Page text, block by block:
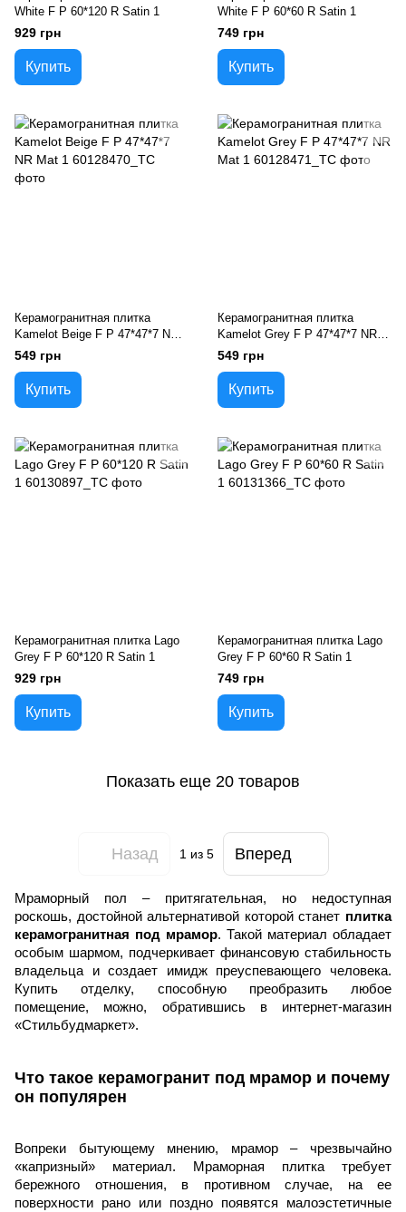
White F P 60*120 R Satin 1
929 грн
Купить
White F P 60*60 R Satin 1
749 грн
Купить
Керамогранитная плитка
Kamelot Beige F P 47*47*7 NR
Mat 1
549 грн
Купить
Керамогранитная плитка
Kamelot Grey F P 47*47*7 NR
Mat 1
549 грн
Купить
Керамогранитная плитка Lago
Grey F P 60*120 R Satin 1
929 грн
Купить
Керамогранитная плитка Lago
Grey F P 60*60 R Satin 1
749 грн
Купить
Показать еще 20 товаров
Назад 1 из 5 Вперед
Мраморный пол – притягательная, но недоступная
роскошь, достойной альтернативой которой станет плитка
керамогранитная под мрамор. Такой материал обладает
особым шармом, подчеркивает финансовую стабильность
владельца и создает имидж преуспевающего человека.
Купить отделку, способную преобразить любое
помещение, можно, обратившись в интернет-магазин
«Стильбудмаркет».
Что такое керамогранит под мрамор и почему
он популярен
Вопреки бытующему мнению, мрамор – чрезвычайно
«капризный» материал. Мраморная плитка требует
бережного отношения, в противном случае, на ее
поверхности рано или поздно появятся малоэстетичные